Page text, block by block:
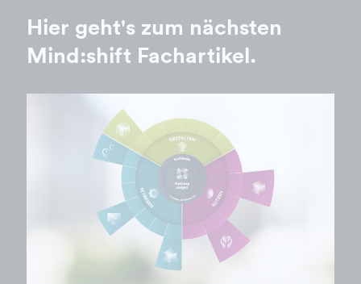
Hier geht's zum nächsten
Mind:shift Fachartikel.